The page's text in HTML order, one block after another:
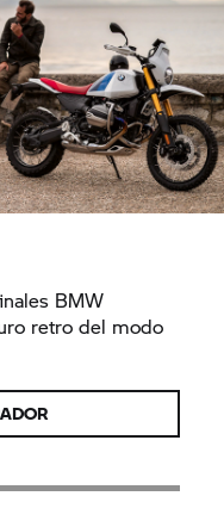
BMW
retro del modo